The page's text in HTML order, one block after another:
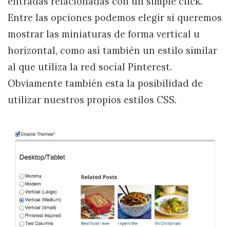
Entre las opciones podemos elegir si queremos
mostrar las miniaturas de forma vertical u
horizontal, como así también un estilo similar
al que utiliza la red social Pinterest.
Obviamente también esta la posibilidad de
utilizar nuestros propios estilos CSS.